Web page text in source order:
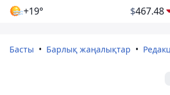
+19° $467.48
Басты Барлық жаңалықтар